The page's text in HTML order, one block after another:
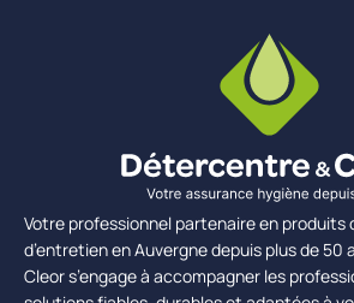
Votre professionnel partenaire en produits
d’entretien en Auvergne depuis plus de
Cleor s’engage à accompagner les